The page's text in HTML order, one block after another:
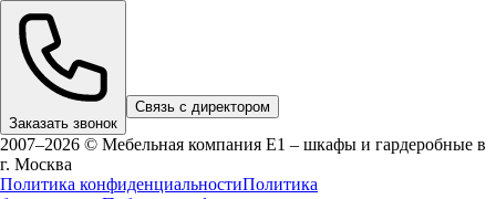
Заказать звонок
Связь с директором
2007–2026 © Мебельная компания Е1 – шкафы и гардеробные в
г. Москва
Политика конфиденциальностиПолитика